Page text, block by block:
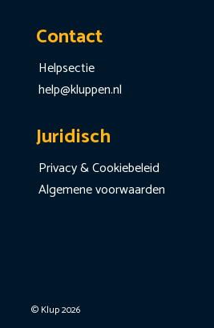
Contact
Helpsectie
help@kluppen.nl
Juridisch
Privacy & Cookiebeleid
Algemene voorwaarden
© Klup 2026